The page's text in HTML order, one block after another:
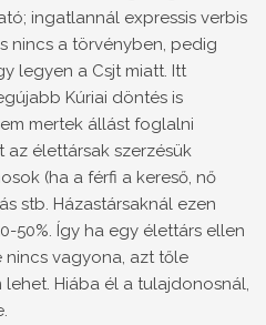
ingatlannál expressis verbis
nincs a törvényben, pedig
legyen a Csjt miatt. Itt
Kúriai döntés is
mertek állást foglalni
az élettársak szerzésük
(ha a férfi a kereső, nő
stb. Házastársaknál ezen
50%. Így ha egy élettárs ellen
nincs vagyona, azt tőle
Hiába él a tulajdonosnál,